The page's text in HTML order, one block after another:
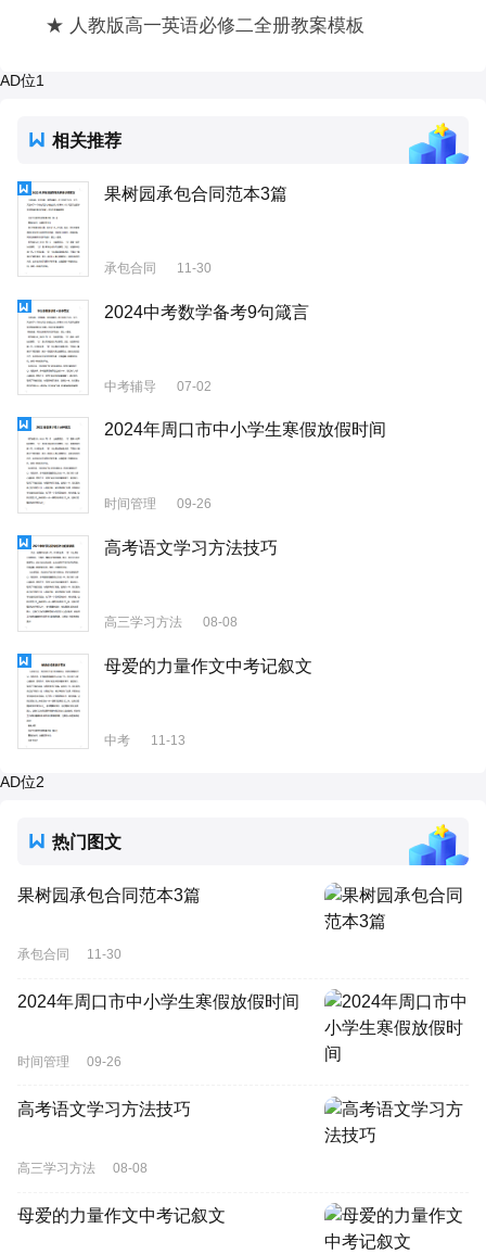
★ 人教版高一英语必修二全册教案模板
AD位1
相关推荐
果树园承包合同范本3篇
承包合同 11-30
2024中考数学备考9句箴言
中考辅导 07-02
2024年周口市中小学生寒假放假时间
时间管理 09-26
高考语文学习方法技巧
高三学习方法 08-08
母爱的力量作文中考记叙文
中考 11-13
AD位2
热门图文
果树园承包合同范本3篇
承包合同 11-30
2024年周口市中小学生寒假放假时间
时间管理 09-26
高考语文学习方法技巧
高三学习方法 08-08
母爱的力量作文中考记叙文